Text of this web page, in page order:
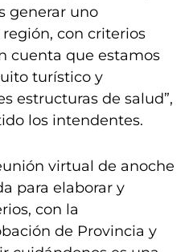
generar uno
con criterios
cuenta que estamos
turístico y
estructuras de salud”,
los intendentes.
virtual de anoche
para elaborar y
con la
de Provincia y